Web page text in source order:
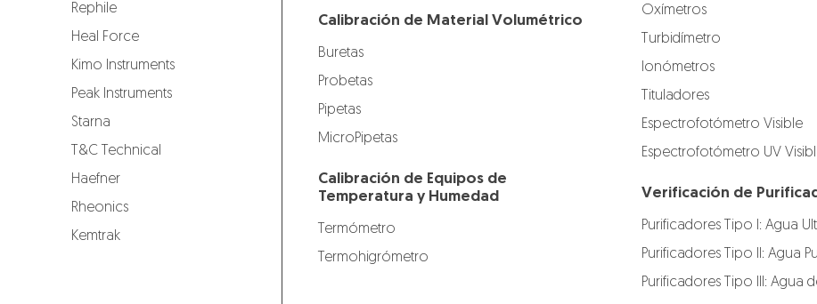
Rephile
Heal Force
Kimo Instruments
Peak Instruments
Starna
T&C Technical
Haefner
Rheonics
Kemtrak
Calibración de Material Volumétrico
Buretas
Probetas
Pipetas
MicroPipetas
Calibración de Equipos de
Temperatura y Humedad
Termómetro
Termohigrómetro
Oxímetros
Turbidímetro
Ionómetros
Tituladores
Espectrofotómetro Visible
Espectrofotómetro UV
Verificación de
Purificadores Tipo I: Agua
Purificadores Tipo II: Agua
Purificadores Tipo III: Agua